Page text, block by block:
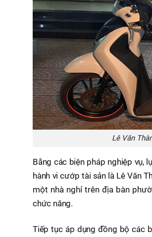
Lê Văn
Bằng các biện pháp nghiệp vụ,
hành vi cướp tài sản là Lê Văn
một nhà nghỉ trên địa bàn
chức năng.
Tiếp tục áp dụng đồng bộ các